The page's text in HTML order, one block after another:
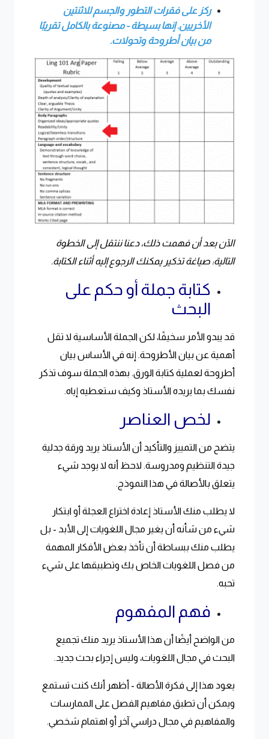
ركز على فقرات التطور والجسم للاثنتين
الأخريين. إنها بسيطة - مصنوعة بالكامل تقريبًا
من بيان أطروحة وتحولات.
الآن بعد أن فهمت ذلك، دعنا ننتقل إلى الخطوة
التالية: صياغة تذكير يمكنك الرجوع إليه أثناء الكتابة.
كتابة جملة أو حكم على
البحث
قد يبدو الأمر سخيفًا، لكن الجملة الأساسية لا تقل
أهمية عن بيان الأطروحة. إنه في الأساس بيان
أطروحة لعملية كتابة الورق. بهذه الجملة سوف تذكر
نفسك بما يريده الأستاذ وكيف ستعطيه إياه.
لخص العناصر
يتضح من التمييز والتأكيد أن الأستاذ يريد ورقة جدلية
جيدة التنظيم ومدروسة. لاحظ أنه لا يوجد شيء
يتعلق بالأصالة في هذا النموذج.
لا يطلب منك الأستاذ إعادة اختراع العجلة أو ابتكار
شيء من شأنه أن يغير مجال اللغويات إلى الأبد - بل
يطلب منك ببساطة أن تأخذ بعض الأفكار المهمة
من فصل اللغويات الخاص بك وتطبيقها على شيء
تحبه.
فهم المفهوم
من الواضح أيضًا أن هذا الأستاذ يريد منك تجميع
البحث في مجال اللغويات، وليس إجراء بحث جديد.
يعود هذا إلى فكرة الأصالة - أظهر أنك كنت تستمع
ويمكن أن تطبق مفاهيم الفصل على الممارسات
والمفاهيم في مجال دراسي آخر أو اهتمام شخصي.